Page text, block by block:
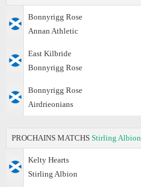
Bonnyrigg Rose
Annan Athletic
East Kilbride
Bonnyrigg Rose
Bonnyrigg Rose
Airdrieonians
PROCHAINS MATCHS Stirling Albion
Kelty Hearts
Stirling Albion